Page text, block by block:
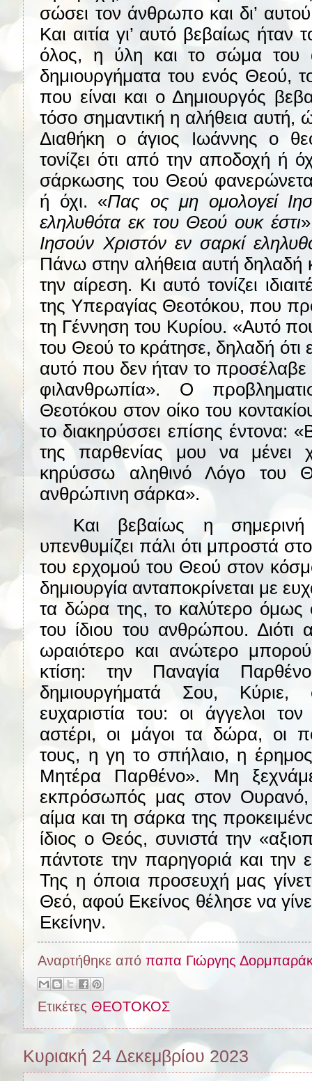
σώσει τον άνθρωπο και δι’
Και αιτία γι’ αυτό βεβαίως ήταν
όλος, η ύλη και το σώμα του
δημιουργήματα του ενός Θεού,
που είναι και ο Δημιουργός
τόσο σημαντική η αλήθεια αυτή,
Διαθήκη ο άγιος Ιωάννης ο
τονίζει ότι από την αποδοχή ή
σάρκωσης του Θεού
ή όχι. «Πας ος μη ομολογεί
εληλυθότα εκ του Θεού ουκ έστι
Ιησούν Χριστόν εν σαρκί
Πάνω στην αλήθεια αυτή δηλαδή
την αίρεση. Κι αυτό τονίζει
της Υπεραγίας Θεοτόκου, που
τη Γέννηση του Κυρίου. «Αυτό
του Θεού το κράτησε, δηλαδή ότι
αυτό που δεν ήταν το
φιλανθρωπία». Ο
Θεοτόκου στον οίκο του
το διακηρύσσει επίσης έντονα:
της παρθενίας μου να μένει
κηρύσσω αληθινό Λόγο του
ανθρώπινη σάρκα».
Και βεβαίως η
υπενθυμίζει πάλι ότι μπροστά
του ερχομού του Θεού στον
δημιουργία ανταποκρίνεται με
τα δώρα της, το καλύτερο
του ίδιου του ανθρώπου. Διότι
ωραιότερο και ανώτερο
κτίση: την Παναγία
δημιουργήματά Σου,
ευχαριστία του: οι άγγελοι
αστέρι, οι μάγοι τα δώρα, οι
τους, η γη το σπήλαιο, η
Μητέρα Παρθένο». Μη
εκπρόσωπός μας στον
αίμα και τη σάρκα της
ίδιος ο Θεός, συνιστά την
πάντοτε την παρηγοριά και
Της η όποια προσευχή μας
Θεό, αφού Εκείνος θέλησε να
Εκείνην.
Αναρτήθηκε από παπα Γιώργης
Ετικέτες ΘΕΟΤΟΚΟΣ
Κυριακή 24 Δεκεμβρίου 2023